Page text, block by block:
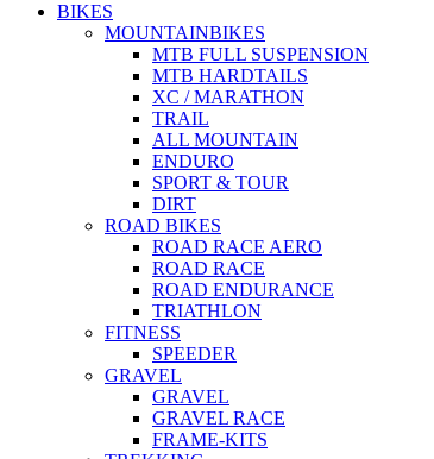
BIKES
MOUNTAINBIKES
MTB FULL SUSPENSION
MTB HARDTAILS
XC / MARATHON
TRAIL
ALL MOUNTAIN
ENDURO
SPORT & TOUR
DIRT
ROAD BIKES
ROAD RACE AERO
ROAD RACE
ROAD ENDURANCE
TRIATHLON
FITNESS
SPEEDER
GRAVEL
GRAVEL
GRAVEL RACE
FRAME-KITS